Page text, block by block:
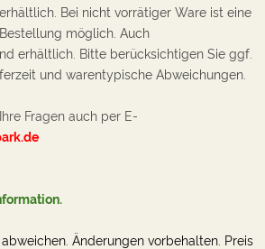
Bei nicht vorrätiger Ware ist eine
möglich. Auch
erhältlich. Bitte berücksichtigen Sie ggf.
und warentypische Abweichungen.
Fragen auch per E-
Änderungen vorbehalten. Preis